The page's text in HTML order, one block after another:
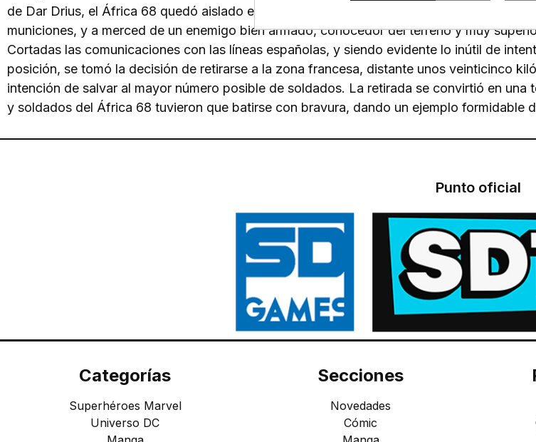
de Dar Drius, el África 68 quedó aislado en una de las zonas más áridas del Rif, sin agua
municiones, y a merced de un enemigo bien armado, conocedor del terreno y muy
Cortadas las comunicaciones con las líneas españolas, y siendo evidente lo inútil de
posición, se tomó la decisión de retirarse a la zona francesa, distante unos veinticinco
intención de salvar al mayor número posible de soldados. La retirada se convirtió en
y soldados del África 68 tuvieron que batirse con bravura, dando un ejemplo formidable
Punto oficial
Categorías
Superhéroes Marvel
Universo DC
Secciones
Novedades
Cómic